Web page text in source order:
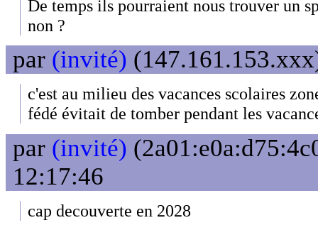
De temps ils pourraient nous trouver un
non ?
par (invité)
c'est au milieu des vacances scolaires
fédé évitait de tomber pendant les
par (invité)
12:17:46
cap decouverte en 2028